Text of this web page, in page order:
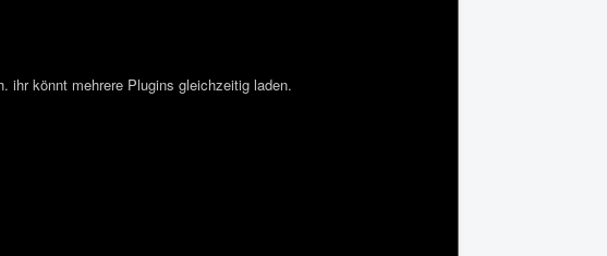
ihr könnt mehrere Plugins gleichzeitig laden.